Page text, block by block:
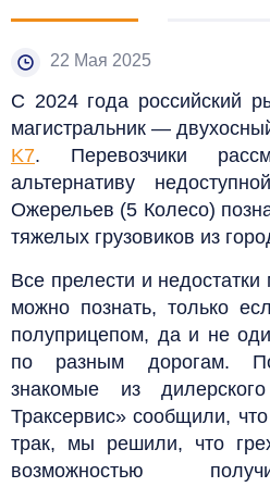
22 Мая 2025
С 2024 года российский
магистральник —
K7. Перевозчики
альтернативу
Ожерельев (5 Колесо)
тяжелых грузовиков из
Все прелести и недостатки
можно познать, только
полуприцепом, да и не
по разным дорогам.
знакомые из
Траксервис» сообщили,
трак, мы решили, что
возможностью